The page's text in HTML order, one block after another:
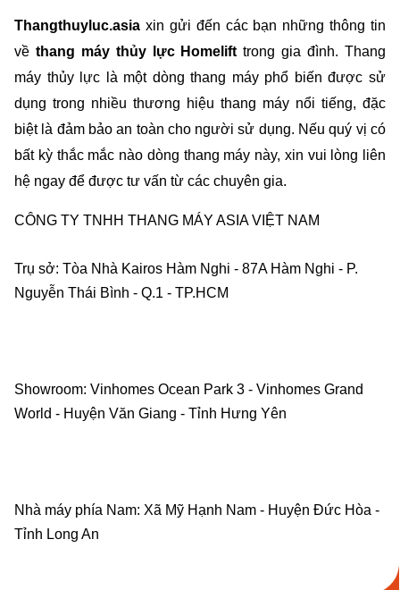
Thangthuyluc.asia xin gửi đến các bạn những thông tin
về thang máy thủy lực Homelift trong gia đình. Thang
máy thủy lực là một dòng thang máy phổ biến được sử
dụng trong nhiều thương hiệu thang máy nổi tiếng, đặc
biệt là đảm bảo an toàn cho người sử dụng. Nếu quý vị có
bất kỳ thắc mắc nào dòng thang máy này, xin vui lòng liên
hệ ngay để được tư vấn từ các chuyên gia.
CÔNG TY TNHH THANG MÁY ASIA VIỆT NAM
Trụ sở: Tòa Nhà Kairos Hàm Nghi - 87A Hàm Nghi - P.
Nguyễn Thái Bình - Q.1 - TP.HCM
Showroom: Vinhomes Ocean Park 3 - Vinhomes Grand
World - Huyện Văn Giang - Tỉnh Hưng Yên
Nhà máy phía Nam: Xã Mỹ Hạnh Nam - Huyện Đức Hòa -
Tỉnh Long An